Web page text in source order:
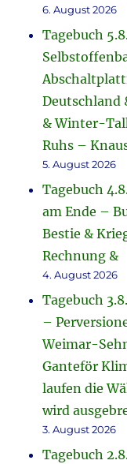
6. August 2026
Tagebuch
Deutschland
& Winter-
Ruhs –
5. August 2026
Tagebuch
am Ende –
Bestie &
Rechnung &
4. August 2026
Tagebuch
–
Weimar-
Ganteför
laufen die
wird
3. August 2026
Tagebuch